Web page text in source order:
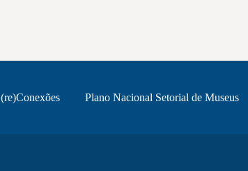
(re)Conexões Plano Nacional Setorial de Museus